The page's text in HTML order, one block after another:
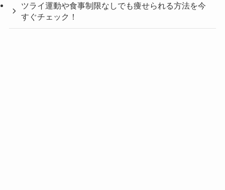
ツライ運動や食事制限なしでも痩せられる方法を今
すぐチェック！